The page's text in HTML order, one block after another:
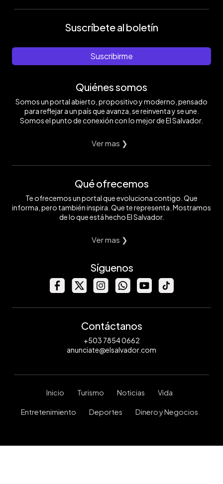
Suscríbete al boletín
Suscribirme
Quiénes somos
Somos un portal abierto, propositivo y moderno, pensado
para reflejar a un país que avanza, se reinventa y se une.
Somos el punto de conexión con lo mejor de El Salvador.
Ver mas ❯
Qué ofrecemos
Te ofrecemos un portal que evoluciona contigo. Que
informa, pero también inspira. Que te representa. Mostramos
de lo que está hecho El Salvador.
Ver mas ❯
Síguenos
Contáctanos
+503 7854 0662
anunciate@elsalvador.com
Inicio Turismo Noticias Vida
Entretenimiento Deportes Dinero y Negocios